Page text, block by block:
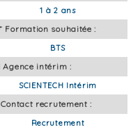
1 à 2 ans
Formation souhaitée :
BTS
Agence intérim :
SCIENTECH Intérim
Contact recrutement :
Recrutement